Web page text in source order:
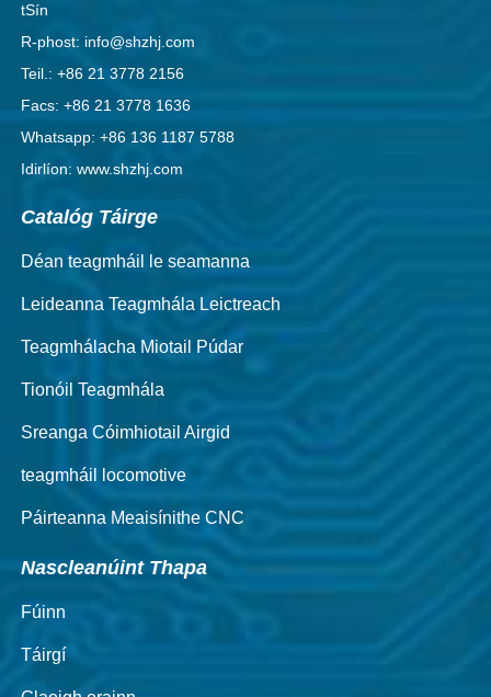
tSín
R-phost: info@shzhj.com
Teil.: +86 21 3778 2156
Facs: +86 21 3778 1636
Whatsapp: +86 136 1187 5788
Idirlíon: www.shzhj.com
Catalóg Táirge
Déan teagmháil le seamanna
Leideanna Teagmhála Leictreach
Teagmhálacha Miotail Púdar
Tionóil Teagmhála
Sreanga Cóimhiotail Airgid
teagmháil locomotive
Páirteanna Meaisínithe CNC
Nascleanúint Thapa
Fúinn
Táirgí